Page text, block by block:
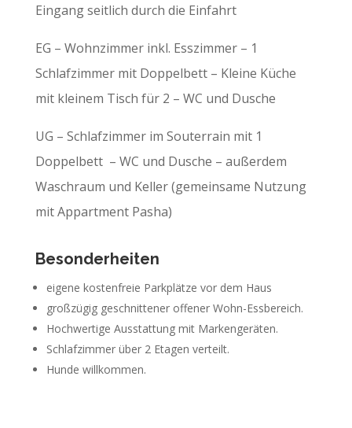
Eingang seitlich durch die Einfahrt
EG – Wohnzimmer inkl. Esszimmer – 1
Schlafzimmer mit Doppelbett – Kleine Küche
mit kleinem Tisch für 2 – WC und Dusche
UG – Schlafzimmer im Souterrain mit 1
Doppelbett – WC und Dusche – außerdem
Waschraum und Keller (gemeinsame Nutzung
mit Appartment Pasha)
Besonderheiten
eigene kostenfreie Parkplätze vor dem Haus
großzügig geschnittener offener Wohn-Essbereich.
Hochwertige Ausstattung mit Markengeräten.
Schlafzimmer über 2 Etagen verteilt.
Hunde willkommen.